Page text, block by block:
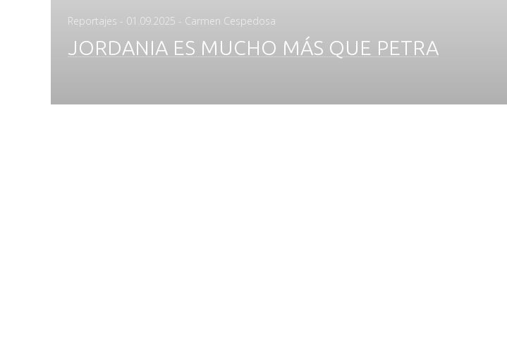
Reportajes - Posted
01.09.2025 - Carmen Cespedosa
JORDANIA ES MUCHO MÁS QUE PETRA